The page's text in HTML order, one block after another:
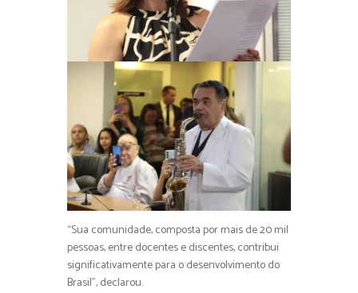
“Sua comunidade, composta por mais de 20 mil
pessoas, entre docentes e discentes, contribui
significativamente para o desenvolvimento do
Brasil”, declarou.